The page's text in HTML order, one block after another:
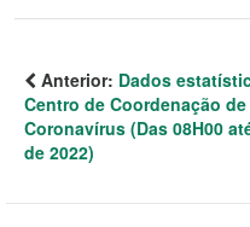
Anterior: Dados
Centro de Coordenação
Coronavírus (Das 08H00
de 2022)